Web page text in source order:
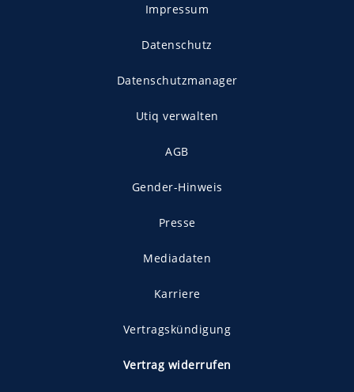
Impressum
Datenschutz
Datenschutzmanager
Utiq verwalten
AGB
Gender-Hinweis
Presse
Mediadaten
Karriere
Vertragskündigung
Vertrag widerrufen